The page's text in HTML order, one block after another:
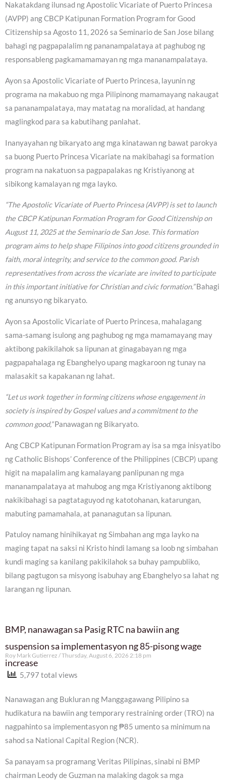
Nakatakdang ilunsad ng Apostolic Vicariate of Puerto Princesa
(AVPP) ang CBCP Katipunan Formation Program for Good
Citizenship sa Agosto 11, 2026 sa Seminario de San Jose bilang
bahagi ng pagpapalalim ng pananampalataya at paghubog ng
responsableng pagkamamamayan ng mga mananampalataya.
Ayon sa Apostolic Vicariate of Puerto Princesa, layunin ng
programa na makabuo ng mga Pilipinong mamamayang nakaugat
sa pananampalataya, may matatag na moralidad, at handang
maglingkod para sa kabutihang panlahat.
Inanyayahan ng bikaryato ang mga kinatawan ng bawat parokya
sa buong Puerto Princesa Vicariate na makibahagi sa formation
program na nakatuon sa pagpapalakas ng Kristiyanong at
sibikong kamalayan ng mga layko.
“The Apostolic Vicariate of Puerto Princesa (AVPP) is set to launch
the CBCP Katipunan Formation Program for Good Citizenship on
August 11, 2025 at the Seminario de San Jose. This formation
program aims to help shape Filipinos into good citizens grounded in
faith, moral integrity, and service to the common good. Parish
representatives from across the vicariate are invited to participate
in this important initiative for Christian and civic formation.”Bahagi
ng anunsyo ng bikaryato.
Ayon sa Apostolic Vicariate of Puerto Princesa, mahalagang
sama-samang isulong ang paghubog ng mga mamamayang may
aktibong pakikilahok sa lipunan at ginagabayan ng mga
pagpapahalaga ng Ebanghelyo upang magkaroon ng tunay na
malasakit sa kapakanan ng lahat.
“Let us work together in forming citizens whose engagement in
society is inspired by Gospel values and a commitment to the
common good,”Panawagan ng Bikaryato.
Ang CBCP Katipunan Formation Program ay isa sa mga inisyatibo
ng Catholic Bishops’ Conference of the Philippines (CBCP) upang
higit na mapalalim ang kamalayang panlipunan ng mga
mananampalataya at mahubog ang mga Kristiyanong aktibong
nakikibahagi sa pagtataguyod ng katotohanan, katarungan,
mabuting pamamahala, at pananagutan sa lipunan.
Patuloy namang hinihikayat ng Simbahan ang mga layko na
maging tapat na saksi ni Kristo hindi lamang sa loob ng simbahan
kundi maging sa kanilang pakikilahok sa buhay pampubliko,
bilang pagtugon sa misyong isabuhay ang Ebanghelyo sa lahat ng
larangan ng lipunan.
BMP, nanawagan sa Pasig RTC na bawiin ang
suspension sa implementasyon ng 85-pisong wage
increase
Roy Mark Gutierrez Thursday, August 6, 2026 2:18 pm
5,797 total views
Nanawagan ang Bukluran ng Manggagawang Pilipino sa
hudikatura na bawiin ang temporary restraining order (TRO) na
nagpahinto sa implementasyon ng ₱85 umento sa minimum na
sahod sa National Capital Region (NCR).
Sa panayam sa programang Veritas Pilipinas, sinabi ni BMP
chairman Leody de Guzman na malaking dagok sa mga